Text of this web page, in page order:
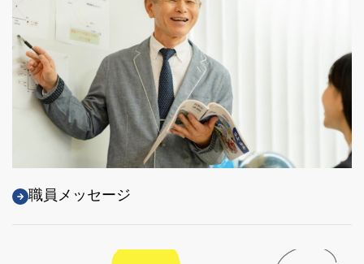
職員メッセージ